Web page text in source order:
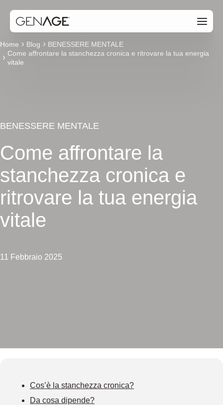
Home Blog
BENESSERE MENTALE
Come affrontare la stanchezza cronica e ritrovare la tua energia
vitale
BENESSERE MENTALE
Come affrontare la
stanchezza cronica e
ritrovare la tua energia
vitale
11 Febbraio 2025
Cos’è la stanchezza cronica?
Da cosa dipende?